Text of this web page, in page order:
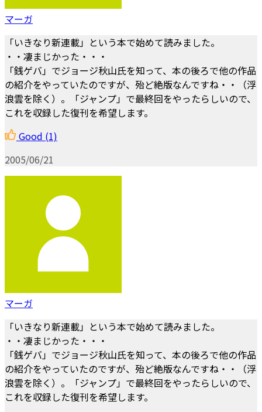
マーガ
「いきなり新連載」という本で始めて読みました。
・・凄まじかった・・・
「銭ゲバ」でジョージ秋山氏を知って、本の後ろで他の作品
の紹介をやっていたのですが、殆ど絶版なんですね・・（浮
浪雲を除く）。「ジャンプ」で最終回をやったらしいので、
これを収録した復刊を希望します。
Good (1)
2005/06/21
マーガ
「いきなり新連載」という本で始めて読みました。
・・凄まじかった・・・
「銭ゲバ」でジョージ秋山氏を知って、本の後ろで他の作品
の紹介をやっていたのですが、殆ど絶版なんですね・・（浮
浪雲を除く）。「ジャンプ」で最終回をやったらしいので、
これを収録した復刊を希望します。